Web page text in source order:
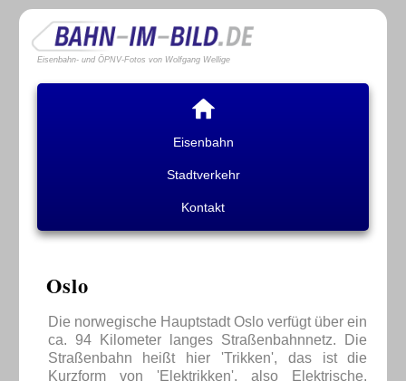
Eisenbahn- und ÖPNV-Fotos von Wolfgang Wellige
Eisenbahn
Stadtverkehr
Kontakt
Oslo
Die norwegische Hauptstadt Oslo verfügt über ein
ca. 94 Kilometer langes Straßenbahnnetz. Die
Straßenbahn heißt hier 'Trikken', das ist die
Kurzform von 'Elektrikken', also Elektrische.